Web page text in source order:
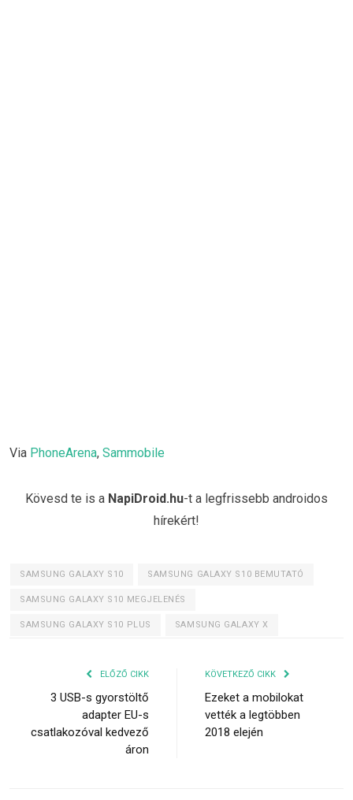
Via PhoneArena, Sammobile
Kövesd te is a NapiDroid.hu-t a legfrissebb androidos
hírekért!
SAMSUNG GALAXY S10 SAMSUNG GALAXY S10 BEMUTATÓ
SAMSUNG GALAXY S10 MEGJELENÉS
SAMSUNG GALAXY S10 PLUS SAMSUNG GALAXY X
ELŐZŐ CIKK
3 USB-s gyorstöltő
adapter EU-s
csatlakozóval kedvező
áron
KÖVETKEZŐ CIKK
Ezeket a mobilokat
vették a legtöbben
2018 elején